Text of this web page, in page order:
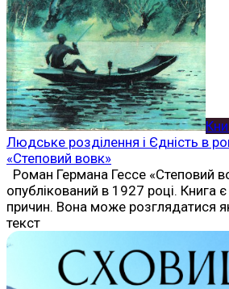
Людське розділення і Єдність в
«Степовий вовк»
Роман Германа Гессе «Степовий
опублікований в 1927 році. Книга
причин. Вона може розглядатися
текст